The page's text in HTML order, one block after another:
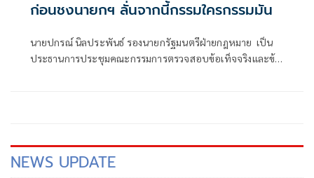
ก่อนชงนายกฯ ลั่นจากนี้กรรมใครกรรมมัน
นายปกรณ์ นิลประพันธ์​ รองนายก​รัฐมนตรี​ฝ่าย​กฎหมาย​ เป็น
ประธานการประชุมคณะกรรมการตรวจสอบข้อเท็จจริงและข้อ
NEWS UPDATE